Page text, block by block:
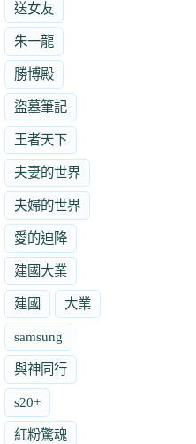
送女友
朱一龍
勝博殿
盜墓筆記
王者天下
夫妻的世界
夫婦的世界
愛的迫降
建國大業
建國 大業
samsung
與神同行
s20+
紅粉驚魂